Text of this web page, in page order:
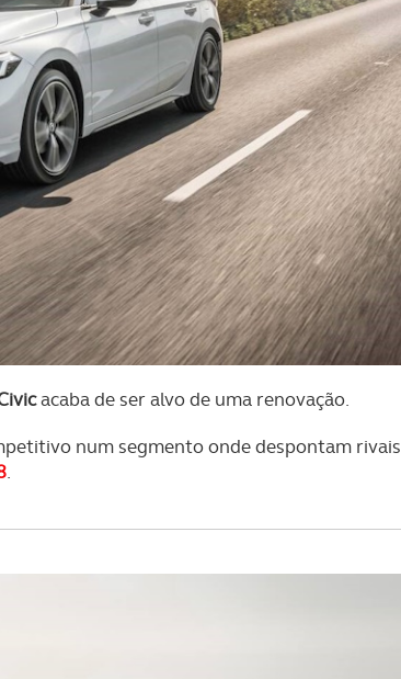
acaba de ser alvo de uma renovação.
num segmento onde despontam rivais
.